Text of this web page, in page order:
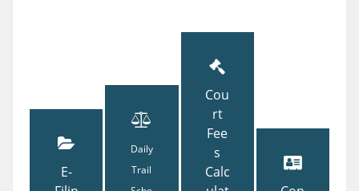
E-
Daily
Trail
Cou
rt
Fee
s
Calc